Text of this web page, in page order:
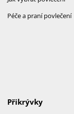
Péče a praní povlečení
Přikrývky